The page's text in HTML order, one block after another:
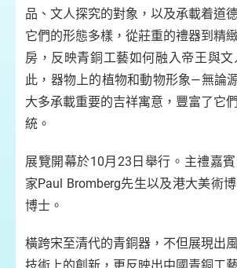
品、文人探究的對象，以及承載着道
它們的形態多樣，從莊重的禮器到精
房，反映青銅工藝如何融入帝王與文
此，器物上的植物和動物形象—無論
大多承載重要的吉祥寓意，豐富了它
統。
展覽開幕於10月23日舉行。主禮嘉
家Paul Bromberg先生以及港大美術
博士。
橫跨宋至清代的青銅器，不但展現出